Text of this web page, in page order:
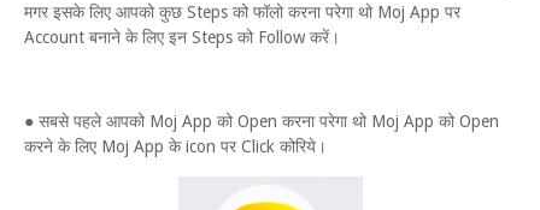
मगर इसके लिए आपको कुछ Steps को फॉलो करना परेगा थो Moj App पर
Account बनाने के लिए इन Steps को Follow करें।
● सबसे पहले आपको Moj App को Open करना परेगा थो Moj App को Open
करने के लिए Moj App के icon पर Click कोरिये।